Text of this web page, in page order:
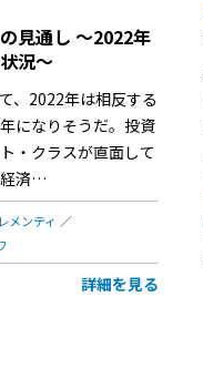
見通し ～2022年
況～
、2022年は相反する
になりそうだ。投資
・クラスが直面して
経済…
メンティ
詳細を見る